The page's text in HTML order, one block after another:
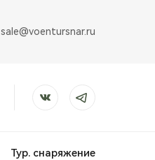
sale@voentursnar.ru
Тур. снаряжение